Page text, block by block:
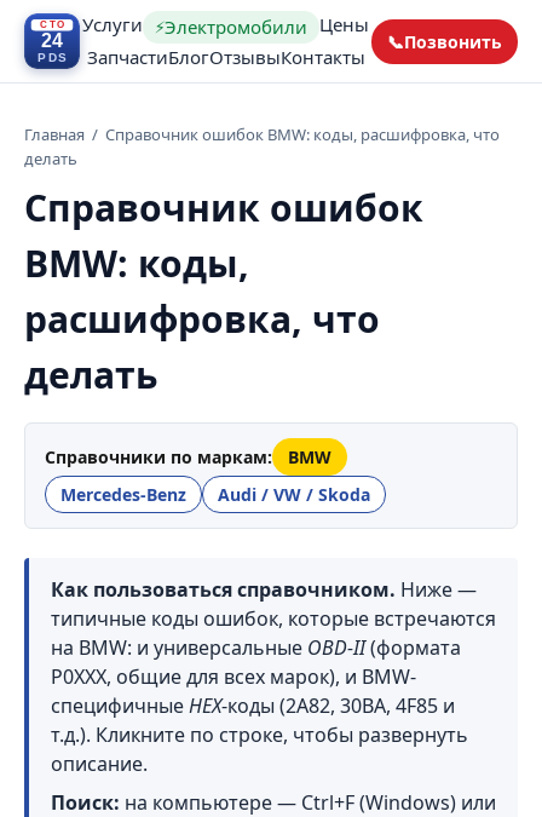
Услуги ⚡Электромобили Цены
ЗапчастиБлогОтзывыКонтакты
📞Позвонить
Главная / Справочник ошибок BMW: коды, расшифровка, что
делать
Справочник ошибок
BMW: коды,
расшифровка, что
делать
Справочники по маркам:
BMW
Mercedes-Benz
Audi / VW / Skoda
Как пользоваться справочником. Ниже —
типичные коды ошибок, которые встречаются
на BMW: и универсальные OBD-II(формата
P0XXX, общие для всех марок), и BMW-
специфичныеHEX-коды (2A82, 30BA, 4F85 и
т.д.). Кликните по строке, чтобы развернуть
описание.
Поиск: на компьютере — Ctrl+F (Windows) или